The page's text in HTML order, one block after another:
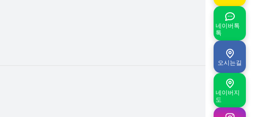
네이버톡
톡
오시는길
네이버지
도